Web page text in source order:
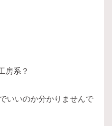
房系？
いいのか分かりませんで